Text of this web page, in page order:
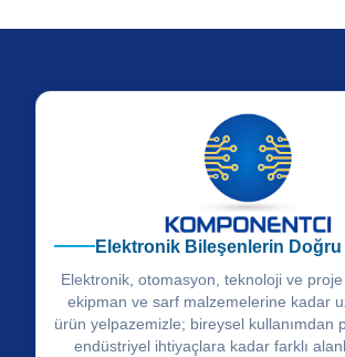
Elektronik Bileşenlerin
Elektronik, otomasyon, teknoloji ve
ekipman ve sarf malzemelerine kadar
ürün yelpazemizle; bireysel kullanımdan
endüstriyel ihtiyaçlara kadar farklı